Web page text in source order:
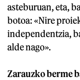
asteburuan, eta,
botoa: «Nire
independentzia,
alde nago».
Zarauzko berme